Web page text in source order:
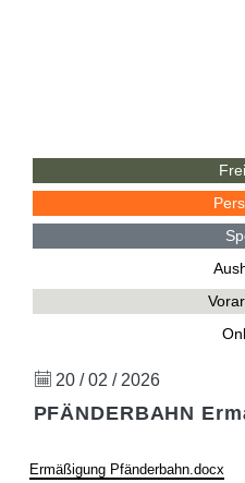
20 / 02 / 2026
PFÄNDERBAHN
Ermäßigung Pfänderbahn.docx